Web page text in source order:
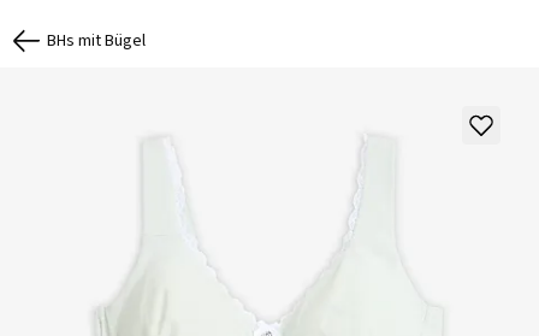
BHs mit Bügel